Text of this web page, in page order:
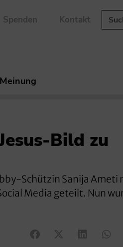
Spenden Kontakt
Meinung
Bild zu
Schützin Sanija Ameti
Media geteilt. Nun